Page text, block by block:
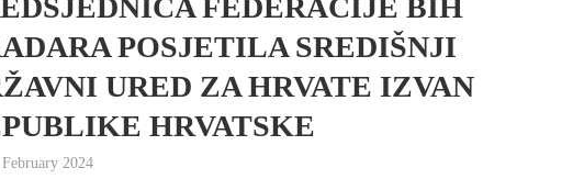
FEDERACIJE BIH
POSJETILA SREDIŠNJI
URED ZA HRVATE IZVAN
HRVATSKE
2024